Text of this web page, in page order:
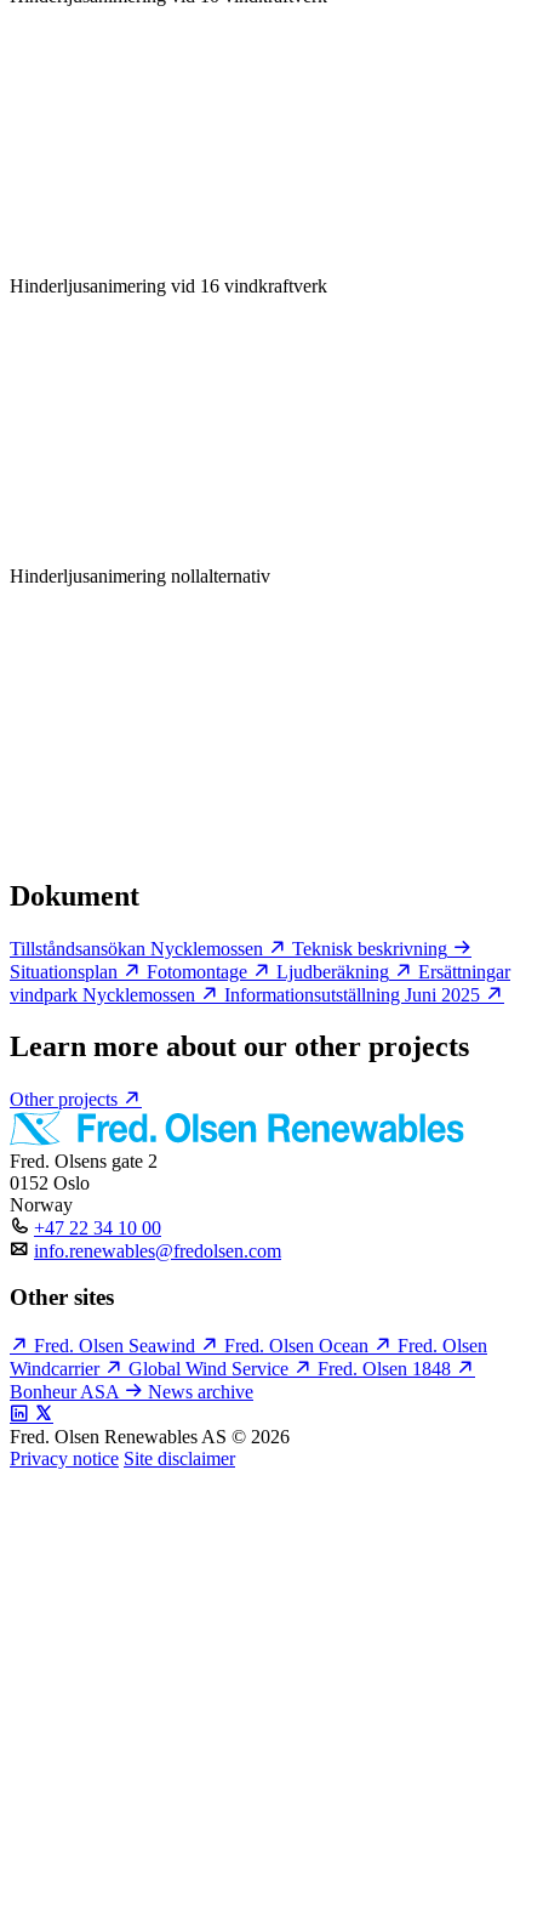
Hinderljusanimering vid 16 vindkraftverk
Hinderljusanimering nollalternativ
Dokument
Tillståndsansökan Nycklemossen
Teknisk beskrivning
Situationsplan
Fotomontage Ljudberäkning
Ersättningar
vindpark Nycklemossen
Informationsutställning Juni 2025
Learn more about our other projects
Other projects
Fred. Olsens gate 2
0152 Oslo
Norway
+47 22 34 10 00
info.renewables@fredolsen.com
Other sites
Fred. Olsen Seawind Fred. Olsen Ocean
Fred. Olsen
Windcarrier
Global Wind Service
Fred. Olsen 1848
Bonheur ASA
News archive
Fred. Olsen Renewables AS © 2026
Privacy notice Site disclaimer